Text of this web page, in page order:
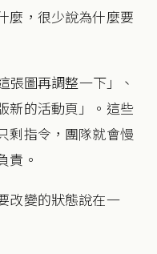
麼，很少說為什麼要
張圖再調整一下」、
新的活動頁」。這些
剩指令，團隊就會慢
責。
改變的狀態說在一